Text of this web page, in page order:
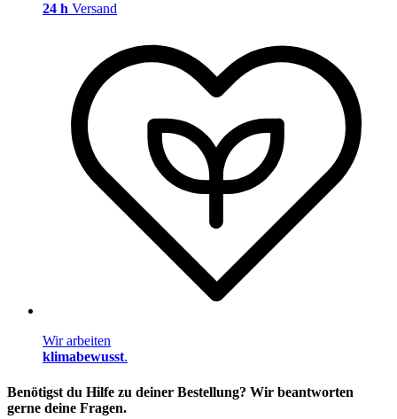
24 h Versand
Wir arbeiten
klimabewusst.
Benötigst du Hilfe zu deiner Bestellung? Wir beantworten
gerne deine Fragen.